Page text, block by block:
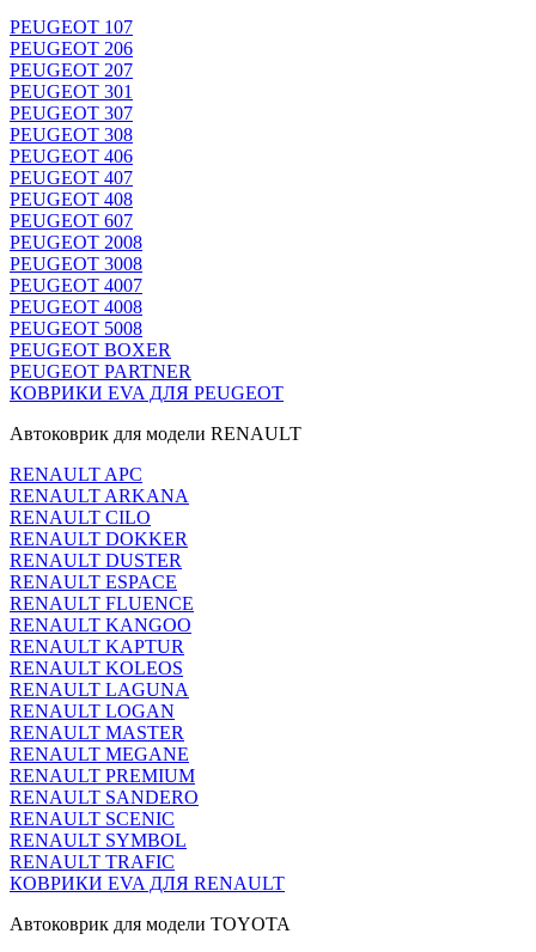
PEUGEOT 107
PEUGEOT 206
PEUGEOT 207
PEUGEOT 301
PEUGEOT 307
PEUGEOT 308
PEUGEOT 406
PEUGEOT 407
PEUGEOT 408
PEUGEOT 607
PEUGEOT 2008
PEUGEOT 3008
PEUGEOT 4007
PEUGEOT 4008
PEUGEOT 5008
PEUGEOT BOXER
PEUGEOT PARTNER
КОВРИКИ EVA ДЛЯ PEUGEOT
Автоковрик для модели RENAULT
RENAULT APC
RENAULT ARKANA
RENAULT CILO
RENAULT DOKKER
RENAULT DUSTER
RENAULT ESPACE
RENAULT FLUENCE
RENAULT KANGOO
RENAULT KAPTUR
RENAULT KOLEOS
RENAULT LAGUNA
RENAULT LOGAN
RENAULT MASTER
RENAULT MEGANE
RENAULT PREMIUM
RENAULT SANDERO
RENAULT SCENIC
RENAULT SYMBOL
RENAULT TRAFIC
КОВРИКИ EVA ДЛЯ RENAULT
Автоковрик для модели TOYOTA